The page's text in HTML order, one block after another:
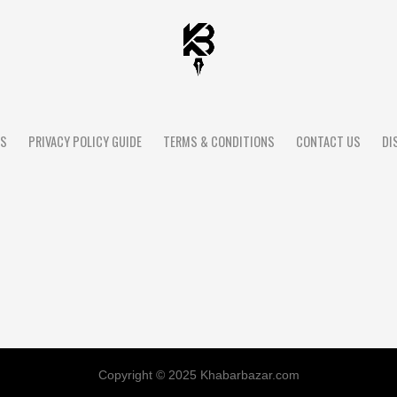
PRIVACY POLICY GUIDE TERMS & CONDITIONS CONTACT US
Copyright © 2025 Khabarbazar.com